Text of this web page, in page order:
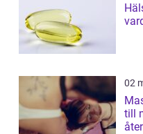
02
till